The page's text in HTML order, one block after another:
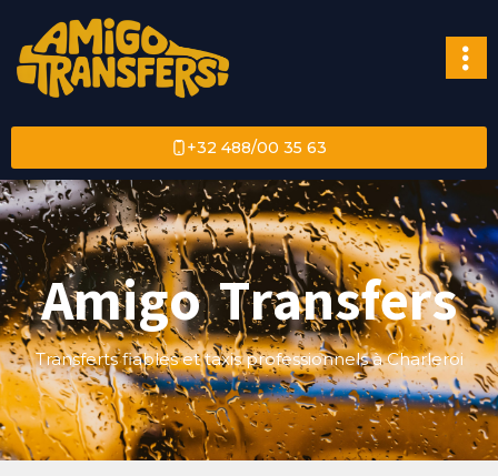
+32 488/00 35 63
Amigo Transfers
Transferts fiables et taxis professionnels à Charleroi